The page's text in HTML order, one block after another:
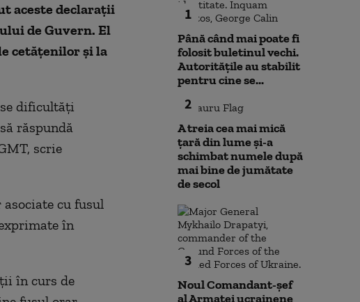
aceste declarații
de Guvern. El
cetățenilor și la
dificultăți
răspundă
scrie
cu fusul
în
în curs de
1
Până când mai poate fi
folosit buletinul vechi.
Autoritățile au stabilit
pentru cine se...
2
A treia cea mai mică
țară din lume și-a
schimbat numele după
mai bine de jumătate
de secol
3
Noul Comandant-șef
al Armatei ucrainene